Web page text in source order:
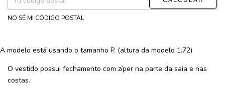
NO SÉ MI CÓDIGO POSTAL
A modelo está usando o tamanho P. (altura da modelo 1.72)
O vestido possui fechamento com zíper na parte da saia e nas
costas.